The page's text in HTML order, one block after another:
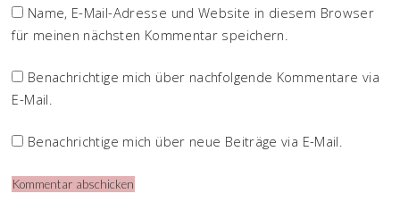
Name, E-Mail-Adresse und Website in diesem Browser
für meinen nächsten Kommentar speichern.
Benachrichtige mich über nachfolgende Kommentare via
E-Mail.
Benachrichtige mich über neue Beiträge via E-Mail.